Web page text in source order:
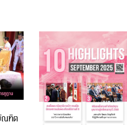
ณฑิต